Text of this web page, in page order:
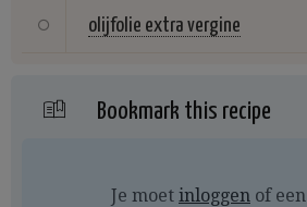
olijfolie extra vergine
Bookmark this recipe
Je moet inloggen of een